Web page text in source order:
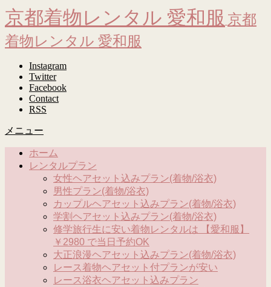
京都着物レンタル 愛和服 京都
着物レンタル 愛和服
Instagram
Twitter
Facebook
Contact
RSS
メニュー
ホーム
レンタルプラン
女性ヘアセット込みプラン(着物/浴衣)
男性プラン(着物/浴衣)
カップルヘアセット込みプラン(着物/浴衣)
学割ヘアセット込みプラン(着物/浴衣)
修学旅行生に安い着物レンタルは 【愛和服】
￥2980 で当日予約OK
大正浪漫ヘアセット込みプラン(着物/浴衣)
レース着物ヘアセット付プランが安い
レース浴衣ヘアセット込みプラン